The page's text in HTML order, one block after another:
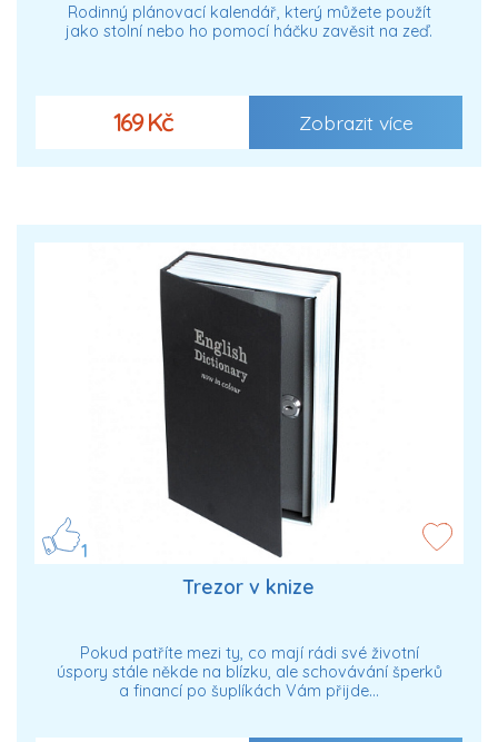
Rodinný plánovací kalendář, který můžete použít
jako stolní nebo ho pomocí háčku zavěsit na zeď.
169 Kč Zobrazit více
1
Trezor v knize
Pokud patříte mezi ty, co mají rádi své životní
úspory stále někde na blízku, ale schovávání šperků
a financí po šuplíkách Vám přijde…